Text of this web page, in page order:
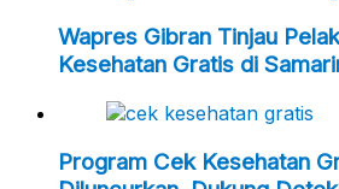
Wapres Gibran Tinjau
Kesehatan Gratis di
Program Cek Kesehatan